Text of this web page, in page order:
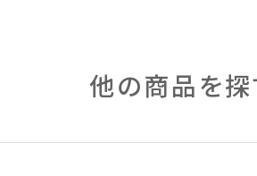
他の商品を探